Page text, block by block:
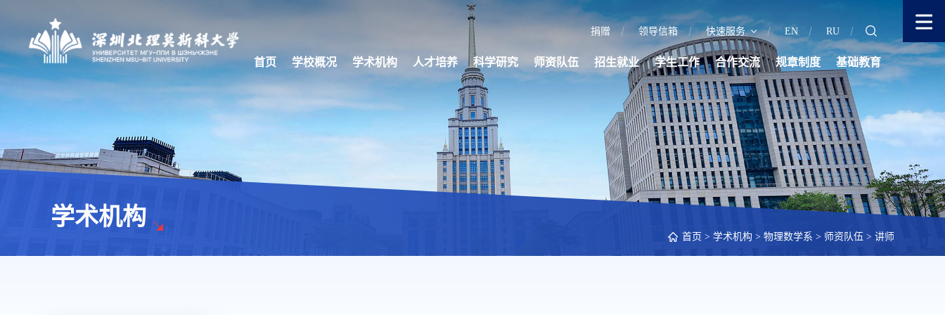
捐赠 领导信箱 快速服务 EN RU
首页 学校概况 学术机构 人才培养 科学研究 师资队伍 招生就业 学生工作 合作交流 规章制度 基础教育
学术机构
首页 > 学术机构 > 物理数学系 > 师资队伍 > 讲师